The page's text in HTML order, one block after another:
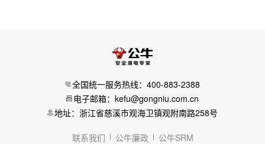
全国统一服务热线：400-883-2388
电子邮箱：kefu@gongniu.com.cn
地址：浙江省慈溪市观海卫镇观附南路258号
联系我们 公牛廉政
公牛SRM